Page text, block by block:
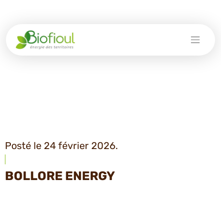
Posté le 24 février 2026.
BOLLORE ENERGY